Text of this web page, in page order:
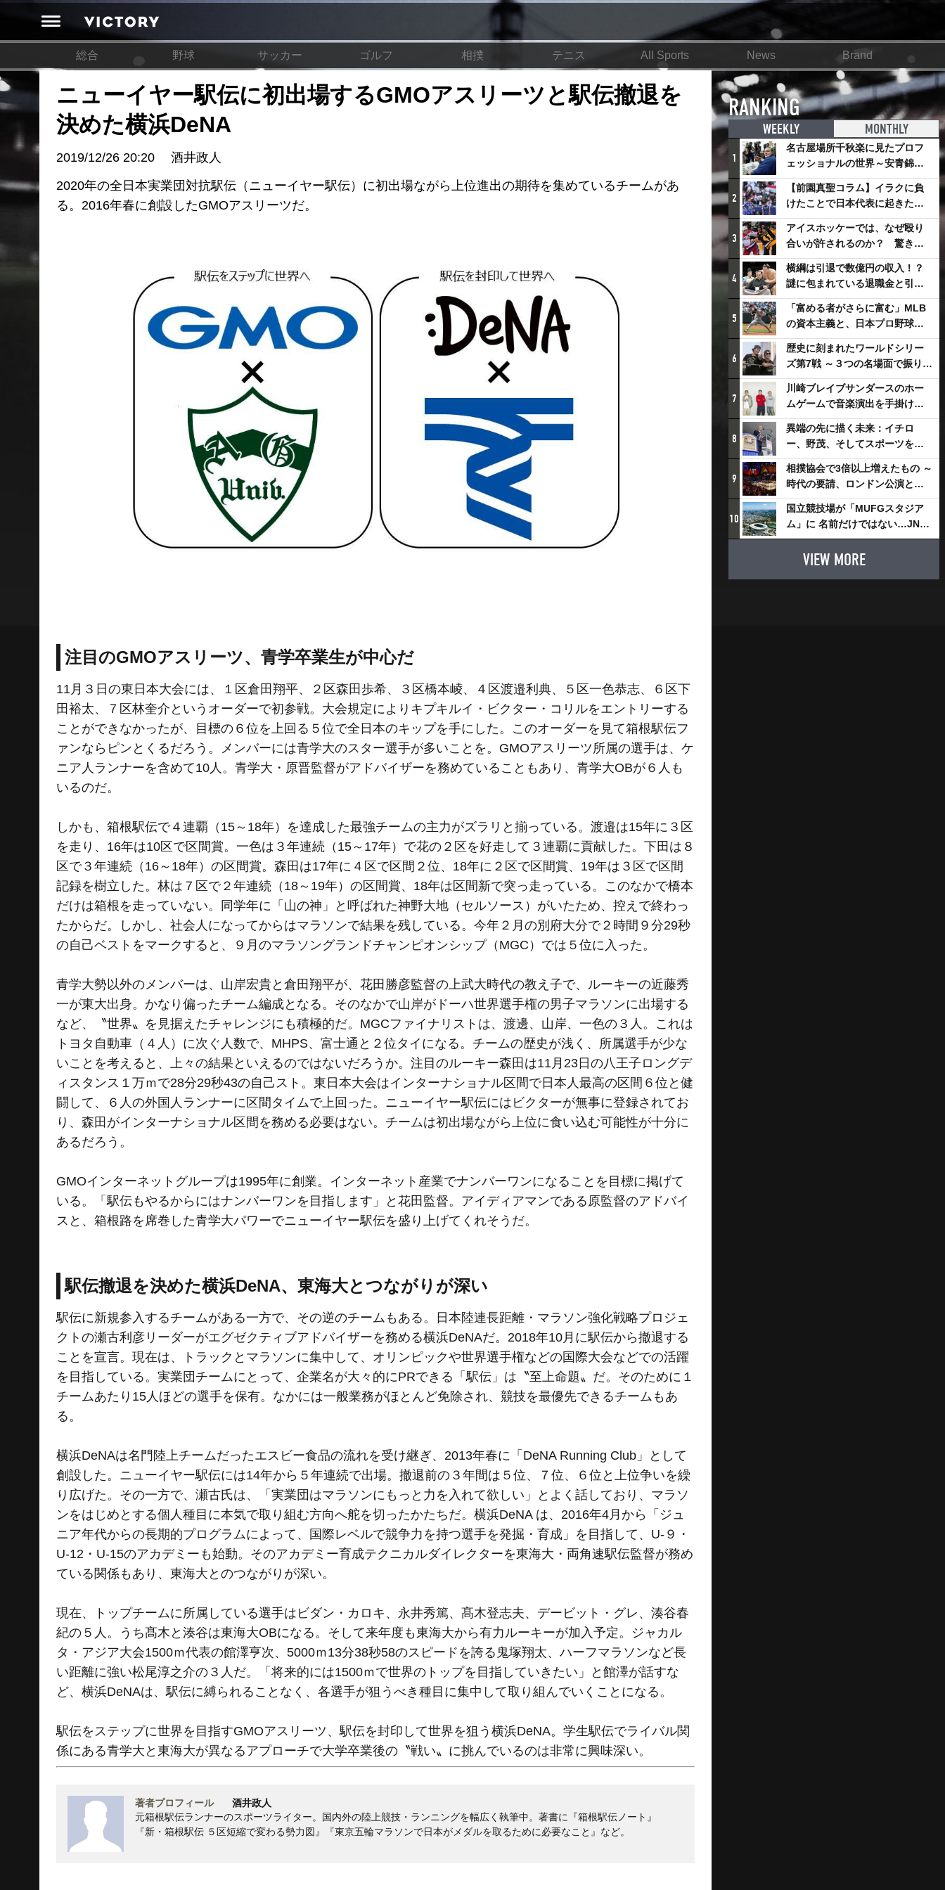
総合 野球 サッカー ゴルフ 相撲 テニス All Sports News Brand
ニューイヤー駅伝に初出場するGMOアスリーツと駅伝撤退を
決めた横浜DeNA
2019/12/26 20:20
酒井政人
2020年の全日本実業団対抗駅伝（ニューイヤー駅伝）に初出場ながら上位進出の期待を集めているチームがあ
る。2016年春に創設したGMOアスリーツだ。
注目のGMOアスリーツ、青学卒業生が中心だ
11月３日の東日本大会には、１区倉田翔平、２区森田歩希、３区橋本崚、４区渡邉利典、５区一色恭志、６区下
田裕太、７区林奎介というオーダーで初参戦。大会規定によりキプキルイ・ビクター・コリルをエントリーする
ことができなかったが、目標の６位を上回る５位で全日本のキップを手にした。このオーダーを見て箱根駅伝フ
ァンならピンとくるだろう。メンバーには青学大のスター選手が多いことを。GMOアスリーツ所属の選手は、ケ
ニア人ランナーを含めて10人。青学大・原晋監督がアドバイザーを務めていることもあり、青学大OBが６人も
いるのだ。
しかも、箱根駅伝で４連覇（15～18年）を達成した最強チームの主力がズラリと揃っている。渡邉は15年に３区
を走り、16年は10区で区間賞。一色は３年連続（15～17年）で花の２区を好走して３連覇に貢献した。下田は８
区で３年連続（16～18年）の区間賞。森田は17年に４区で区間２位、18年に２区で区間賞、19年は３区で区間
記録を樹立した。林は７区で２年連続（18～19年）の区間賞、18年は区間新で突っ走っている。このなかで橋本
だけは箱根を走っていない。同学年に「山の神」と呼ばれた神野大地（セルソース）がいたため、控えで終わっ
たからだ。しかし、社会人になってからはマラソンで結果を残している。今年２月の別府大分で２時間９分29秒
の自己ベストをマークすると、９月のマラソングランドチャンピオンシップ（MGC）では５位に入った。
青学大勢以外のメンバーは、山岸宏貴と倉田翔平が、花田勝彦監督の上武大時代の教え子で、ルーキーの近藤秀
一が東大出身。かなり偏ったチーム編成となる。そのなかで山岸がドーハ世界選手権の男子マラソンに出場する
など、〝世界〟を見据えたチャレンジにも積極的だ。MGCファイナリストは、渡邊、山岸、一色の３人。これは
トヨタ自動車（４人）に次ぐ人数で、MHPS、富士通と２位タイになる。チームの歴史が浅く、所属選手が少な
いことを考えると、上々の結果といえるのではないだろうか。注目のルーキー森田は11月23日の八王子ロングデ
ィスタンス１万ｍで28分29秒43の自己スト。東日本大会はインターナショナル区間で日本人最高の区間６位と健
闘して、６人の外国人ランナーに区間タイムで上回った。ニューイヤー駅伝にはビクターが無事に登録されてお
り、森田がインターナショナル区間を務める必要はない。チームは初出場ながら上位に食い込む可能性が十分に
あるだろう。
GMOインターネットグループは1995年に創業。インターネット産業でナンバーワンになることを目標に掲げて
いる。「駅伝もやるからにはナンバーワンを目指します」と花田監督。アイディアマンである原監督のアドバイ
スと、箱根路を席巻した青学大パワーでニューイヤー駅伝を盛り上げてくれそうだ。
駅伝撤退を決めた横浜DeNA、東海大とつながりが深い
駅伝に新規参入するチームがある一方で、その逆のチームもある。日本陸連長距離・マラソン強化戦略プロジェ
クトの瀬古利彦リーダーがエグゼクティブアドバイザーを務める横浜DeNAだ。2018年10月に駅伝から撤退する
ことを宣言。現在は、トラックとマラソンに集中して、オリンピックや世界選手権などの国際大会などでの活躍
を目指している。実業団チームにとって、企業名が大々的にPRできる「駅伝」は〝至上命題〟だ。そのために１
チームあたり15人ほどの選手を保有。なかには一般業務がほとんど免除され、競技を最優先できるチームもあ
る。
横浜DeNAは名門陸上チームだったエスビー食品の流れを受け継ぎ、2013年春に「DeNA Running Club」として
創設した。ニューイヤー駅伝には14年から５年連続で出場。撤退前の３年間は５位、７位、６位と上位争いを繰
り広げた。その一方で、瀬古氏は、「実業団はマラソンにもっと力を入れて欲しい」とよく話しており、マラソ
ンをはじめとする個人種目に本気で取り組む方向へ舵を切ったかたちだ。横浜DeNA は、2016年4月から「ジュ
ニア年代からの長期的プログラムによって、国際レベルで競争力を持つ選手を発掘・育成」を目指して、U-９・
U-12・U-15のアカデミーも始動。そのアカデミー育成テクニカルダイレクターを東海大・両角速駅伝監督が務め
ている関係もあり、東海大とのつながりが深い。
現在、トップチームに所属している選手はビダン・カロキ、永井秀篤、髙木登志夫、デービット・グレ、湊谷春
紀の５人。うち髙木と湊谷は東海大OBになる。そして来年度も東海大から有力ルーキーが加入予定。ジャカル
タ・アジア大会1500ｍ代表の館澤亨次、5000ｍ13分38秒58のスピードを誇る鬼塚翔太、ハーフマラソンなど長
い距離に強い松尾淳之介の３人だ。「将来的には1500ｍで世界のトップを目指していきたい」と館澤が話すな
ど、横浜DeNAは、駅伝に縛られることなく、各選手が狙うべき種目に集中して取り組んでいくことになる。
駅伝をステップに世界を目指すGMOアスリーツ、駅伝を封印して世界を狙う横浜DeNA。学生駅伝でライバル関
係にある青学大と東海大が異なるアプローチで大学卒業後の〝戦い〟に挑んでいるのは非常に興味深い。
著者プロフィール
酒井政人
元箱根駅伝ランナーのスポーツライター。国内外の陸上競技・ランニングを幅広く執筆中。著書に『箱根駅伝ノート』
『新・箱根駅伝 ５区短縮で変わる勢力図』『東京五輪マラソンで日本がメダルを取るために必要なこと』など。
RANKING
WEEKLY MONTHLY
1
名古屋場所千秋楽に見たプロフ
ェッショナルの世界～安青錦の
優勝を巡るさまざまなドラマ
2
【前園真聖コラム】イラクに負
けたことで日本代表に起きたプ
ラスとは
3
アイスホッケーでは、なぜ殴り
合いが許されるのか？ 驚きの
「ファイティング」ルールにつ
いて
4
横綱は引退で数億円の収入！？
謎に包まれている退職金と引退
相撲興行
5
「富める者がさらに富む」MLB
の資本主義と、日本プロ野球が
踏み出せない一歩
6
歴史に刻まれたワールドシリー
ズ第7戦 ～３つの名場面で振り返
る～
7
川崎ブレイブサンダースのホー
ムゲームで音楽演出を手掛ける
スチャダラパーが川崎新！アリ
ーナシティ・プロジェクトを語
る 「楽しみでしかないでしょ。
川崎は、ずっと成長曲線だか
ら」
8
異端の先に描く未来：イチロ
ー、野茂、そしてスポーツを支
える科学界の挑戦
9
相撲協会で3倍以上増えたもの ～
時代の要請、ロンドン公演と古
式大相撲
10
国立競技場が「MUFGスタジア
ム」に 名前だけではない…JNSE
とMUFGが“共創”し描く地域活
性化・社会価値創造の近未来図
VIEW MORE